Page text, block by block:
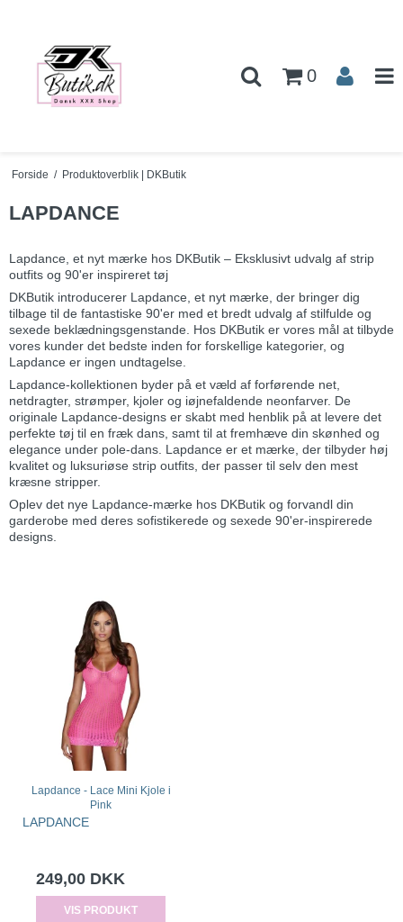
0
Forside / Produktoverblik | DKButik
LAPDANCE
Lapdance, et nyt mærke hos DKButik – Eksklusivt udvalg af strip
outfits og 90'er inspireret tøj
DKButik introducerer Lapdance, et nyt mærke, der bringer dig
tilbage til de fantastiske 90'er med et bredt udvalg af stilfulde og
sexede beklædningsgenstande. Hos DKButik er vores mål at tilbyde
vores kunder det bedste inden for forskellige kategorier, og
Lapdance er ingen undtagelse.
Lapdance-kollektionen byder på et væld af forførende net,
netdragter, strømper, kjoler og iøjnefaldende neonfarver. De
originale Lapdance-designs er skabt med henblik på at levere det
perfekte tøj til en fræk dans, samt til at fremhæve din skønhed og
elegance under pole-dans. Lapdance er et mærke, der tilbyder høj
kvalitet og luksuriøse strip outfits, der passer til selv den mest
kræsne stripper.
Oplev det nye Lapdance-mærke hos DKButik og forvandl din
garderobe med deres sofistikerede og sexede 90'er-inspirerede
designs.
Lapdance - Lace Mini Kjole i
Pink
LAPDANCE
249,00 DKK
VIS PRODUKT